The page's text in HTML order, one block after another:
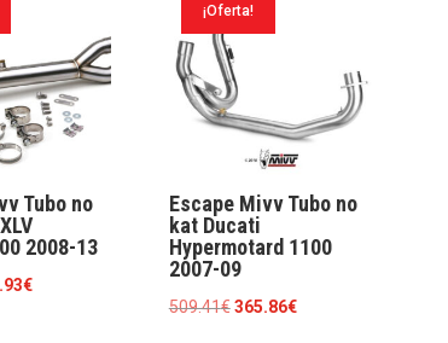
Tubo no
2008-13
€El
¡Oferta!
Escape Mivv Tubo no
kat Ducati
Hypermotard 1100
2007-09
509.41€ El
365.86€El